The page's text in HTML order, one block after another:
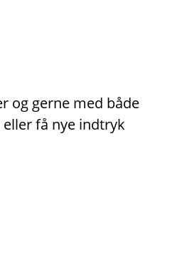
og gerne med både
få nye indtryk